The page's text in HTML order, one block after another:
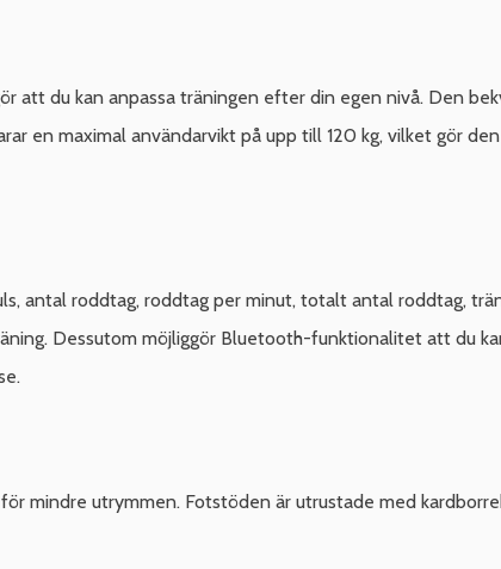
du kan anpassa träningen efter din egen nivå. Den
en maximal användarvikt på upp till 120 kg, vilket gör
antal roddtag, roddtag per minut, totalt antal roddtag,
Dessutom möjliggör Bluetooth-funktionalitet att du
mindre utrymmen. Fotstöden är utrustade med